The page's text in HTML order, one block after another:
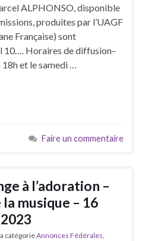
ALPHONSO, disponible
produites par l’UAGF
Française) sont
10…. Horaires de diffusion–
18h et le samedi …
Faire un commentaire
à l’adoration –
musique – 16
catégorieAnnonces Fédérales,